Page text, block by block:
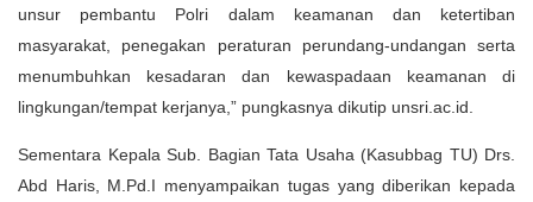
unsur pembantu Polri dalam keamanan dan ketertiban
masyarakat, penegakan peraturan perundang-undangan serta
menumbuhkan kesadaran dan kewaspadaan keamanan di
lingkungan/tempat kerjanya,” pungkasnya dikutip unsri.ac.id.
Sementara Kepala Sub. Bagian Tata Usaha (Kasubbag TU) Drs.
Abd Haris, M.Pd.I menyampaikan tugas yang diberikan kepada